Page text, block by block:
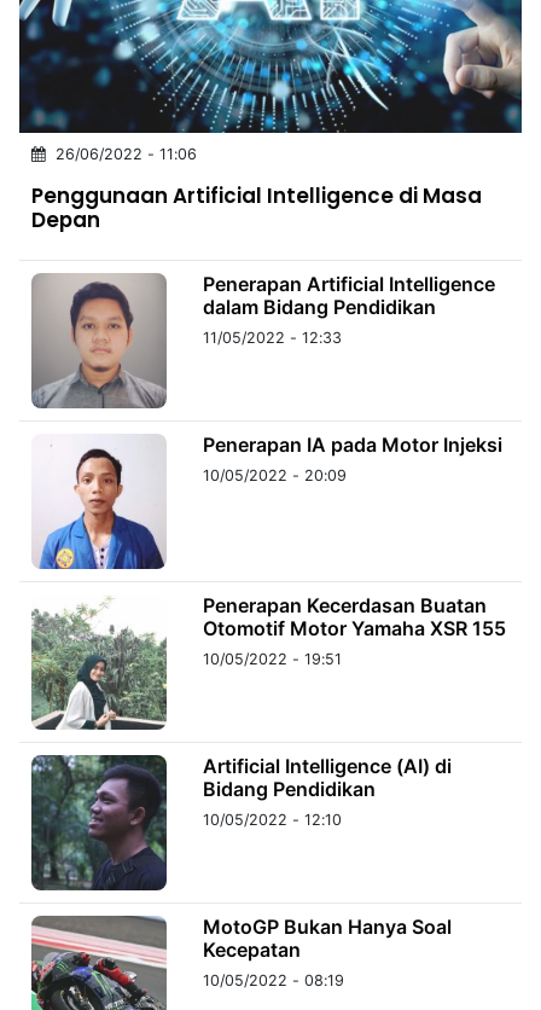
INDONESIA
Partner
NTB
Time
IDN
Jogja
Rakyat
News
Notice
Baru
Follow
Kabarbaru
Kabarbaru.co
2026
PT.
Kabarbaru
Media
Holding
26/06/2022 - 11:06
Penggunaan Artificial Intelligence di Masa
Depan
Penerapan Artificial Intelligence
dalam Bidang Pendidikan
11/05/2022 - 12:33
Penerapan IA pada Motor Injeksi
10/05/2022 - 20:09
Penerapan Kecerdasan Buatan
Otomotif Motor Yamaha XSR 155
10/05/2022 - 19:51
Artificial Intelligence (AI) di
Bidang Pendidikan
10/05/2022 - 12:10
MotoGP Bukan Hanya Soal
Kecepatan
10/05/2022 - 08:19